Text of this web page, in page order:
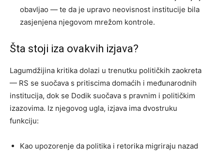
obavljao — te da je upravo neovisnost institucije bila
zasjenjena njegovom mrežom kontrole.
Šta stoji iza ovakvih izjava?
Lagumdžijina kritika dolazi u trenutku političkih zaokreta
— RS se suočava s pritiscima domaćih i međunarodnih
institucija, dok se Dodik suočava s pravnim i političkim
izazovima. Iz njegovog ugla, izjava ima dvostruku
funkciju:
Kao upozorenje da politika i retorika migriraju nazad